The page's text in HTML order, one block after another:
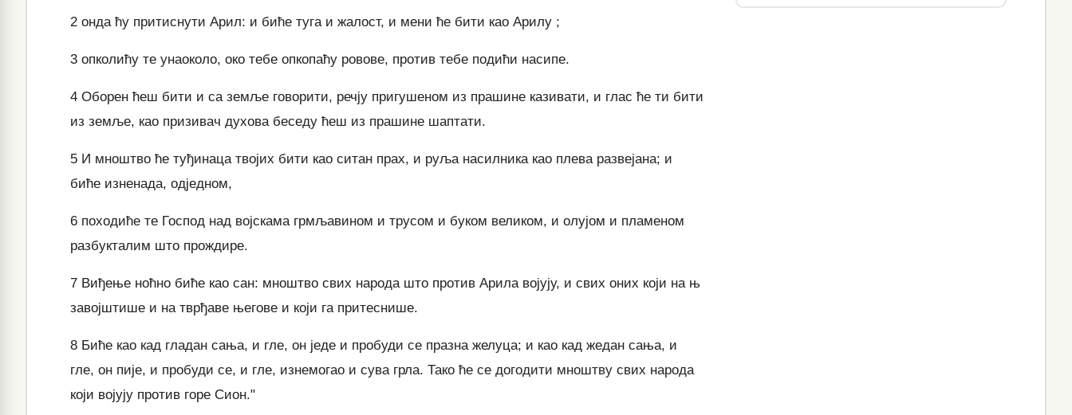
2 онда ћу притиснути Арил: и биће туга и жалост, и мени ће бити као Арилу ;
3 опколићу те унаоколо, око тебе опкопаћу ровове, против тебе подићи насипе.
4 Оборен ћеш бити и са земље говорити, речју пригушеном из прашине казивати, и глас ће ти бити
из земље, као призивач духова беседу ћеш из прашине шаптати.
5 И мноштво ће туђинаца твојих бити као ситан прах, и руља насилника као плева развејана; и
биће изненада, одједном,
6 походиће те Господ над војскама грмљавином и трусом и буком великом, и олујом и пламеном
разбукталим што прождире.
7 Виђење ноћно биће као сан: мноштво свих народа што против Арила војују, и свих оних који на њ
завојштише и на тврђаве његове и који га притеснише.
8 Биће као кад гладан сања, и гле, он једе и пробуди се празна желуца; и као кад жедан сања, и
гле, он пије, и пробуди се, и гле, изнемогао и сува грла. Тако ће се догодити мноштву свих народа
који војују против горе Сион."